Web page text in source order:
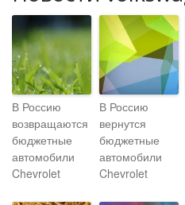
В Россию
возвращаются
бюджетные
автомобили
Chevrolet
В Россию
вернутся
бюджетные
автомобили
Chevrolet